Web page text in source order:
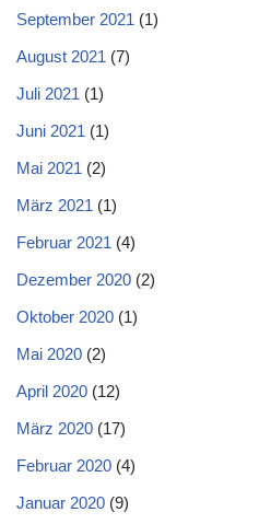
September 2021 (1)
August 2021 (7)
Juli 2021 (1)
Juni 2021 (1)
Mai 2021 (2)
März 2021 (1)
Februar 2021 (4)
Dezember 2020 (2)
Oktober 2020 (1)
Mai 2020 (2)
April 2020 (12)
März 2020 (17)
Februar 2020 (4)
Januar 2020 (9)